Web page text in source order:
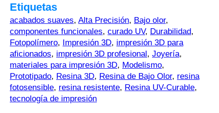
Etiquetas
acabados suaves, Alta Precisión, Bajo olor,
componentes funcionales, curado UV, Durabilidad,
Fotopolímero, Impresión 3D, impresión 3D para
aficionados, impresión 3D profesional, Joyería,
materiales para impresión 3D, Modelismo,
Prototipado, Resina 3D, Resina de Bajo Olor, resina
fotosensible, resina resistente, Resina UV-Curable,
tecnología de impresión